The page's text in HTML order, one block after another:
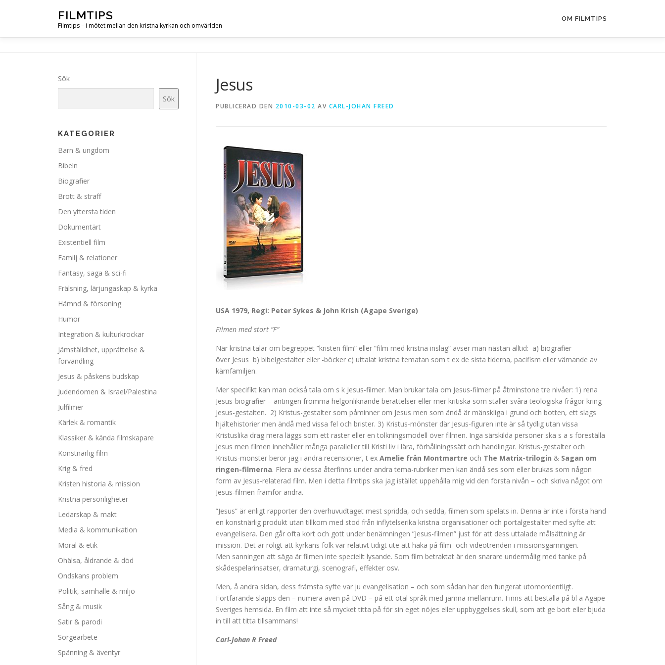
FILMTIPS
Filmtips – i mötet mellan den kristna kyrkan och omvärlden
OM FILMTIPS
Jesus
PUBLICERAD DEN 2010-03-02 AV CARL-JOHAN FREED
USA 1979, Regi: Peter Sykes & John Krish (Agape Sverige)
Filmen med stort ”F”
När kristna talar om begreppet ”kristen film” eller ”film med kristna inslag” avser man nästan alltid: a) biografier
över Jesus b) bibelgestalter eller -böcker c) uttalat kristna tematan som t ex de sista tiderna, pacifism eller värnande av
kärnfamiljen.
Mer specifikt kan man också tala om s k Jesus-filmer. Man brukar tala om Jesus-filmer på åtminstone tre nivåer: 1) rena
Jesus-biografier – antingen fromma helgonliknande berättelser eller mer kritiska som ställer svåra teologiska frågor kring
Jesus-gestalten. 2) Kristus-gestalter som påminner om Jesus men som ändå är mänskliga i grund och botten, ett slags
hjältehistorier men ändå med vissa fel och brister. 3) Kristus-mönster där Jesus-figuren inte är så tydlig utan vissa
Kristuslika drag mera läggs som ett raster eller en tolkningsmodell över filmen. Inga särskilda personer ska s a s föreställa
Jesus men filmen innehåller många paralleller till Kristi liv i lära, förhållningssätt och handlingar. Kristus-gestalter och
Kristus-mönster berör jag i andra recensioner, t ex Amelie från Montmartre och The Matrix-trilogin & Sagan om
ringen-filmerna. Flera av dessa återfinns under andra tema-rubriker men kan ändå ses som eller brukas som någon
form av Jesus-relaterad film. Men i detta filmtips ska jag istället uppehålla mig vid den första nivån – och skriva något om
Jesus-filmen framför andra.
”Jesus” är enligt rapporter den överhuvudtaget mest spridda, och sedda, filmen som spelats in. Denna är inte i första hand
en konstnärlig produkt utan tillkom med stöd från inflytelserika kristna organisationer och portalgestalter med syfte att
evangelisera. Den går ofta kort och gott under benämningen ”Jesus-filmen” just för att dess uttalade målsättning är
mission. Det är roligt att kyrkans folk var relativt tidigt ute att haka på film- och videotrenden i missionsgärningen.
Men sanningen att säga är filmen inte speciellt lysande. Som film betraktat är den snarare undermålig med tanke på
skådespelarinsatser, dramaturgi, scenografi, effekter osv.
Men, å andra sidan, dess främsta syfte var ju evangelisation – och som sådan har den fungerat utomordentligt.
Fortfarande släpps den – numera även på DVD – på ett otal språk med jämna mellanrum. Finns att beställa på bl a Agape
Sveriges hemsida. En film att inte så mycket titta på för sin eget nöjes eller uppbyggelses skull, som att ge bort eller bjuda
in till att titta tillsammans!
Carl-Johan R Freed
Sök
Sök
KATEGORIER
Barn & ungdom
Bibeln
Biografier
Brott & straff
Den yttersta tiden
Dokumentärt
Existentiell film
Familj & relationer
Fantasy, saga & sci-fi
Frälsning, lärjungaskap & kyrka
Hämnd & försoning
Humor
Integration & kulturkrockar
Jämställdhet, upprättelse &
förvandling
Jesus & påskens budskap
Judendomen & Israel/Palestina
Julfilmer
Kärlek & romantik
Klassiker & kända filmskapare
Konstnärlig film
Krig & fred
Kristen historia & mission
Kristna personligheter
Ledarskap & makt
Media & kommunikation
Moral & etik
Ohälsa, åldrande & död
Ondskans problem
Politik, samhälle & miljö
Sång & musik
Satir & parodi
Sorgearbete
Spänning & äventyr